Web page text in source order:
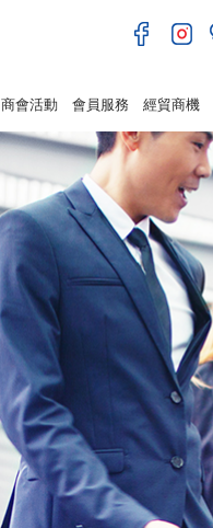
商會活動 會員服務 經貿商機